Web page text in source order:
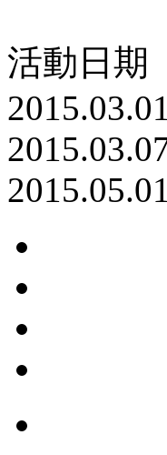
活動日期
2015.03.01
2015.05.01